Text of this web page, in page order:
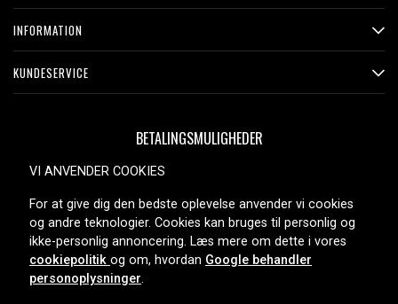
INFORMATION
KUNDESERVICE
BETALINGSMULIGHEDER
LEVERINGSMULIGHEDER
VI ANVENDER COOKIES
For at give dig den bedste oplevelse anvender vi cookies
og andre teknologier. Cookies kan bruges til personlig og
ikke-personlig annoncering. Læs mere om dette i vores
cookiepolitik og om, hvordan Google behandler
personoplysninger.